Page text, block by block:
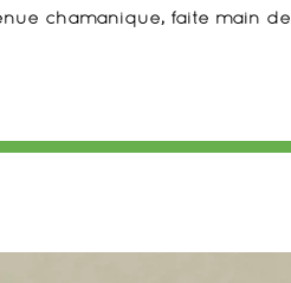
chamanique, faite main de